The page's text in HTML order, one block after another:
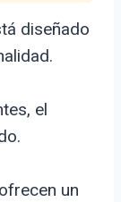
diseñado
el
un